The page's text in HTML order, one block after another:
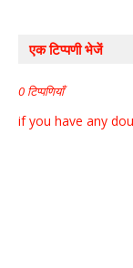
एक टिप्पणी भेजें
0 टिप्पणियाँ
if you have any